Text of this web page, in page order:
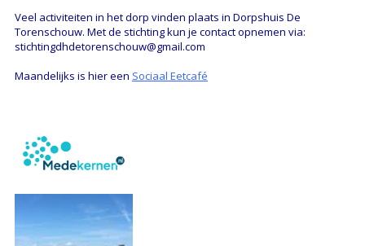
Veel activiteiten in het dorp vinden plaats in Dorpshuis De
Torenschouw. Met de stichting kun je contact opnemen via:
stichtingdhdetorenschouw@gmail.com
Maandelijks is hier een Sociaal Eetcafé